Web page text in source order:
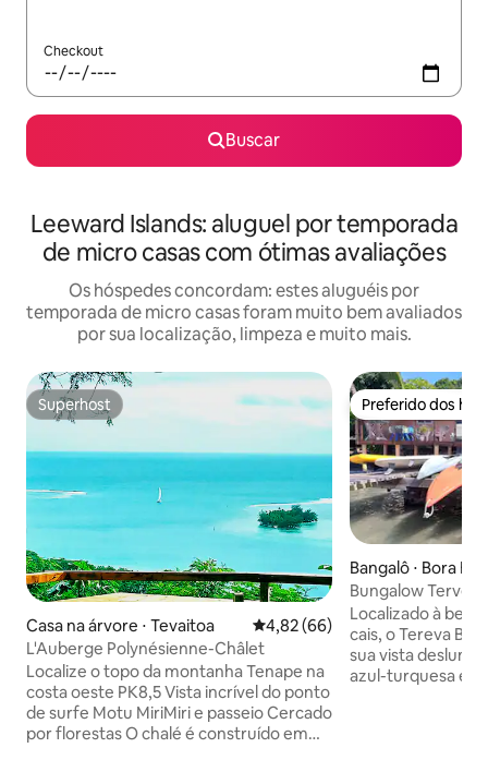
Checkout
Buscar
Leeward Islands: aluguel por temporada
de micro casas com ótimas avaliações
Os hóspedes concordam: estes aluguéis por
temporada de micro casas foram muito bem avaliados
por sua localização, limpeza e muito mais.
Superhost
Superhost
Casa na árvore ⋅ Tevaitoa 4,82 de uma avaliação média
4,82 (66)
L'Auberge Polynésienne-Châlet
Localize o topo da montanha Tenape na
costa oeste PK8,5 Vista incrível do ponto
de surfe Motu MiriMiri e passeio Cercado
por florestas O chalé é construído em
Preferido dos
Preferido dos
Bangalô ⋅ Bora
Bungalow
Localizado à
cais, o Tereva
sua vista
azul-turquesa e